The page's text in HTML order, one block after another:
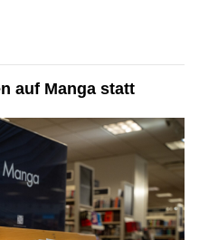
auf Manga statt